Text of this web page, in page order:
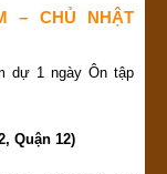
– CHỦ NHẬT
dự 1 ngày Ôn tập
Quận 12)